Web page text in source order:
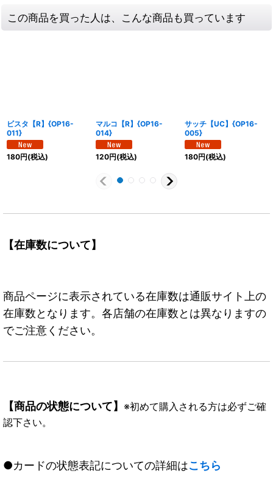
この商品を買った人は、こんな商品も買っています
ビスタ【R】{OP16-
011}
180円(税込)
マルコ【R】{OP16-
014}
120円(税込)
サッチ【UC】{OP16-
005}
180円(税込)
【在庫数について】
商品ページに表示されている在庫数は通販サイト上の
在庫数となります。各店舗の在庫数とは異なりますの
でご注意ください。
【商品の状態について】 ※初めて購入される方は必ずご確
認下さい。
●カードの状態表記についての詳細はこちら